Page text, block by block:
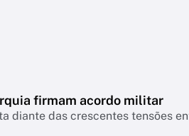
firmam acordo militar
diante das crescentes tensões